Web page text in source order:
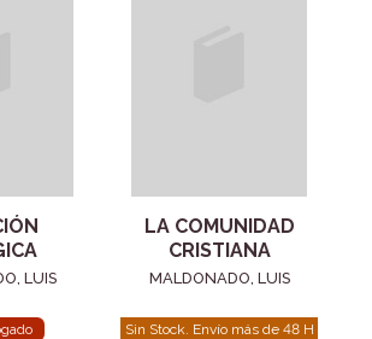
LUIS
LA COMUNIDAD
CRISTIANA
MALDONADO, LUIS
Sin Stock. Envío más de 48 H